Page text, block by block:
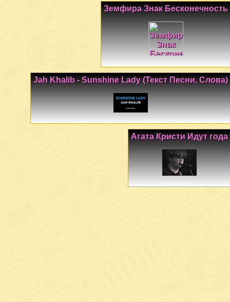
Земфира Знак Бесконечность
Jah Khalib - Sunshine Lady (Текст Песни, Слова)
Агата Кристи Идут года